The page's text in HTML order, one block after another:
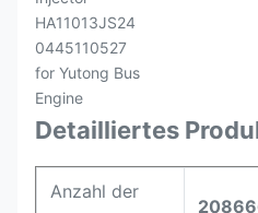
Detailliertes
Anzahl der